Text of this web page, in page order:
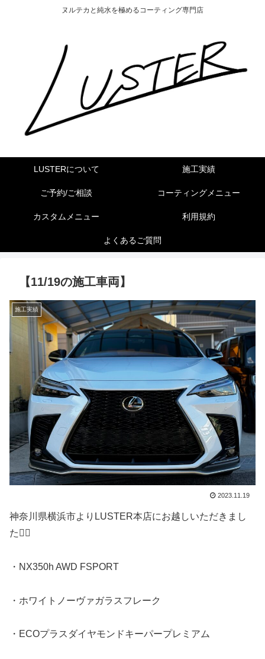
ヌルテカと純水を極めるコーティング専門店
LUSTERについて 施工実績
ご予約/ご相談 コーティングメニュー
カスタムメニュー 利用規約
よくあるご質問
【11/19の施工車両】
施工実績
2023.11.19
神奈川県横浜市よりLUSTER本店にお越しいただきまし
た🙇‍♂️
・NX350h AWD FSPORT
・ホワイトノーヴァガラスフレーク
・ECOプラスダイヤモンドキーパープレミアム